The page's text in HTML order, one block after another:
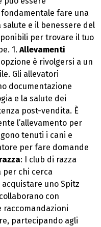
fondamentale fare una
e il benessere del
per trovare il tuo
1. Allevamenti
è rivolgersi a un
Gli allevatori
documentazione
e la salute dei
post-vendita. È
l’allevamento per
tenuti i cani e
per fare domande
: I club di razza
per chi cerca
uno Spitz
con
partecipando agli